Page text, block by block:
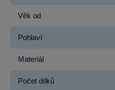
Věk od
Pohlaví
Materiál
Počet dílků